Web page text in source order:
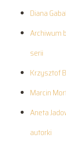
Diana
Archiwum
serii
Krzysztof
Marcin
Aneta
autorki